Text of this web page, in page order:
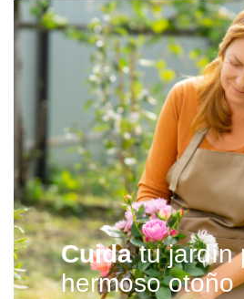
Cuidatu jardín
hermoso otoño